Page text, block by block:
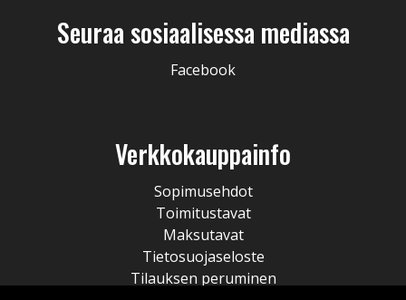
Seuraa sosiaalisessa mediassa
Facebook
Verkkokauppainfo
Sopimusehdot
Toimitustavat
Maksutavat
Tietosuojaseloste
Tilauksen peruminen